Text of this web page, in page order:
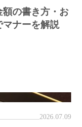
の書き方・お
マナーを解説
2026.07.09